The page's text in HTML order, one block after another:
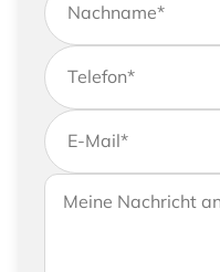
Nachname*
Telefon*
E-Mail*
Wenn Sie uns
lassen möchten,
Ihre Nachricht an